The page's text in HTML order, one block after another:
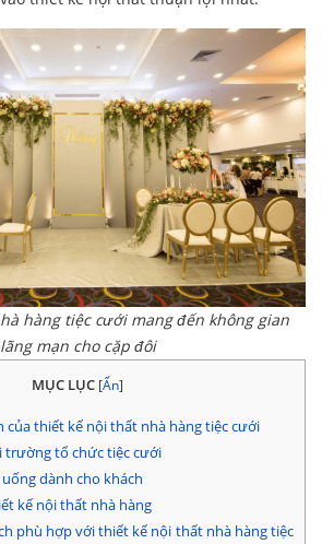
hàng tiệc cưới mang đến không gian
lãng mạn cho cặp đôi
MỤC LỤC [Ẩn]
của thiết kế nội thất nhà hàng tiệc cưới
trường tổ chức tiệc cưới
dành cho khách
kế nội thất nhà hàng
phù hợp với thiết kế nội thất nhà hàng tiệc